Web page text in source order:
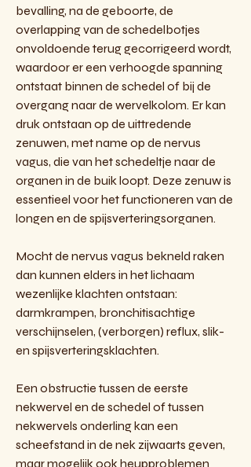
bevalling, na de geboorte, de
overlapping van de schedelbotjes
onvoldoende terug gecorrigeerd wordt,
waardoor er een verhoogde spanning
ontstaat binnen de schedel of bij de
overgang naar de wervelkolom. Er kan
druk ontstaan op de uittredende
zenuwen, met name op de nervus
vagus, die van het schedeltje naar de
organen in de buik loopt. Deze zenuw is
essentieel voor het functioneren van de
longen en de spijsverteringsorganen.
Mocht de nervus vagus bekneld raken
dan kunnen elders in het lichaam
wezenlijke klachten ontstaan:
darmkrampen, bronchitisachtige
verschijnselen, (verborgen) reflux, slik-
en spijsverteringsklachten.
Een obstructie tussen de eerste
nekwervel en de schedel of tussen
nekwervels onderling kan een
scheefstand in de nek zijwaarts geven,
maar mogelijk ook heupproblemen